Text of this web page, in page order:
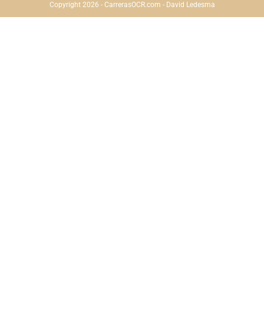
Copyright 2026 - CarrerasOCR.com - David Ledesma